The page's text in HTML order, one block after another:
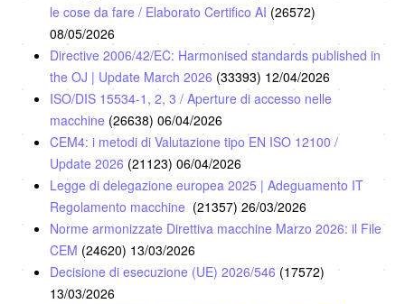
le cose da fare / Elaborato Certifico AI (26572)
08/05/2026
Directive 2006/42/EC: Harmonised standards published in
the OJ | Update March 2026 (33393) 12/04/2026
ISO/DIS 15534-1, 2, 3 / Aperture di accesso nelle
macchine (26638) 06/04/2026
CEM4: i metodi di Valutazione tipo EN ISO 12100 /
Update 2026 (21123) 06/04/2026
Legge di delegazione europea 2025 | Adeguamento IT
Regolamento macchine (21357) 26/03/2026
Norme armonizzate Direttiva macchine Marzo 2026: il File
CEM (24620) 13/03/2026
Decisione di esecuzione (UE) 2026/546 (17572)
13/03/2026